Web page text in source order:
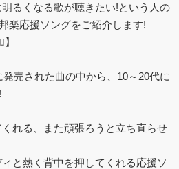
るくなる歌が聴きたい!という人の
楽応援ソングをご紹介します!
売された曲の中から、10～20代に
くれる、また頑張ろうと立ち直らせ
ィと熱く背中を押してくれる応援ソ